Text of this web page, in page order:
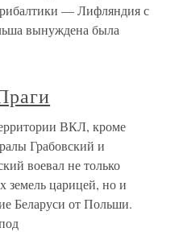
— Лифляндия с
вынуждена была
ВКЛ, кроме
Грабовский и
воевал не только
земель царицей, но и
Беларуси от Польши.